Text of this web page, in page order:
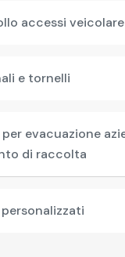
accessi veicolare
e tornelli
evacuazione
di raccolta